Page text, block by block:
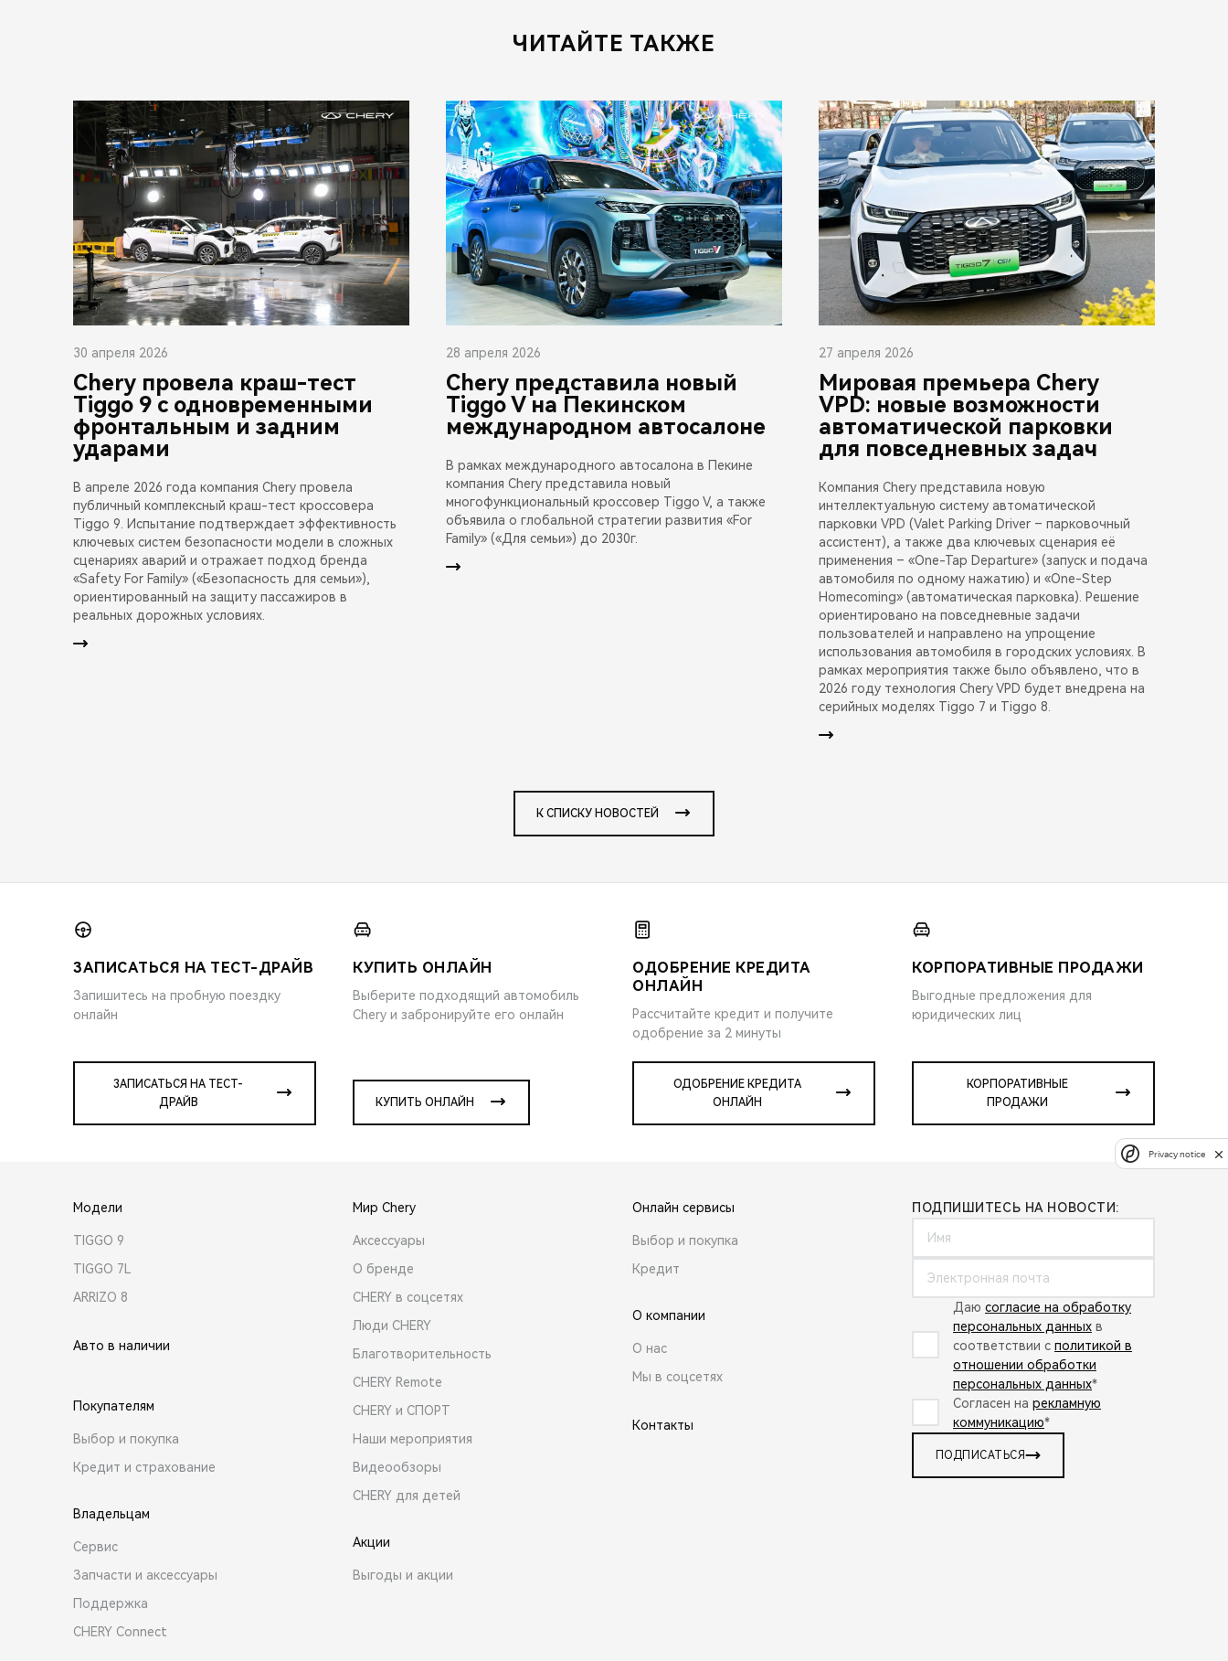
ЧИТАЙТЕ ТАКЖЕ
30 апреля 2026
Chery провела краш-тест
Tiggo 9 с одновременными
фронтальным и задним
ударами
В апреле 2026 года компания Chery провела
публичный комплексный краш-тест кроссовера
Tiggo 9. Испытание подтверждает эффективность
ключевых систем безопасности модели в сложных
сценариях аварий и отражает подход бренда
«Safety For Family» («Безопасность для семьи»),
ориентированный на защиту пассажиров в
реальных дорожных условиях.
28 апреля 2026
Chery представила новый
Tiggo V на Пекинском
международном автосалоне
В рамках международного автосалона в Пекине
компания Chery представила новый
многофункциональный кроссовер Tiggo V, а также
объявила о глобальной стратегии развития «For
Family» («Для семьи») до 2030г.
27 апреля 2026
Мировая премьера Chery
VPD: новые возможности
автоматической парковки
для повседневных задач
Компания Chery представила новую
интеллектуальную систему автоматической
парковки VPD (Valet Parking Driver – парковочный
ассистент), а также два ключевых сценария её
применения – «One-Tap Departure» (запуск и подача
автомобиля по одному нажатию) и «One-Step
Homecoming» (автоматическая парковка). Решение
ориентировано на повседневные задачи
пользователей и направлено на упрощение
использования автомобиля в городских условиях. В
рамках мероприятия также было объявлено, что в
2026 году технология Chery VPD будет внедрена на
серийных моделях Tiggo 7 и Tiggo 8.
К СПИСКУ НОВОСТЕЙ
ЗАПИСАТЬСЯ НА ТЕСТ-ДРАЙВ
Запишитесь на пробную поездку
онлайн
ЗАПИСАТЬСЯ НА ТЕСТ-
ДРАЙВ
КУПИТЬ ОНЛАЙН
Выберите подходящий автомобиль
Chery и забронируйте его онлайн
КУПИТЬ ОНЛАЙН
ОДОБРЕНИЕ КРЕДИТА
ОНЛАЙН
Рассчитайте кредит и получите
одобрение за 2 минуты
ОДОБРЕНИЕ КРЕДИТА
ОНЛАЙН
КОРПОРАТИВНЫЕ ПРОДАЖИ
Выгодные предложения для
юридических лиц
КОРПОРАТИВНЫЕ
ПРОДАЖИ
Модели
TIGGO 9
TIGGO 7L
ARRIZO 8
Авто в наличии
Покупателям
Выбор и покупка
Кредит и страхование
Владельцам
Сервис
Запчасти и аксессуары
Поддержка
CHERY Connect
Мир Chery
Аксессуары
О бренде
CHERY в соцсетях
Люди CHERY
Благотворительность
CHERY Remote
CHERY и СПОРТ
Наши мероприятия
Видеообзоры
CHERY для детей
Акции
Выгоды и акции
Онлайн сервисы
Выбор и покупка
Кредит
О компании
О нас
Мы в соцсетях
Контакты
ПОДПИШИТЕСЬ НА НОВОСТИ:
Даю согласие на обработку
персональных данных в
соответствии с политикой в
отношении обработки
персональных данных*
Согласен на рекламную
коммуникацию*
ПОДПИСАТЬСЯ
Privacy notice